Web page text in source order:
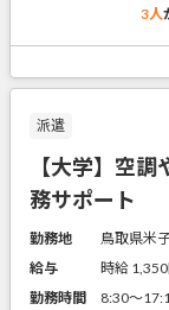
3人
派遣
【大学】空
務サポート
勤務地
鳥取県米
給与
時給
勤務時間
8:30～